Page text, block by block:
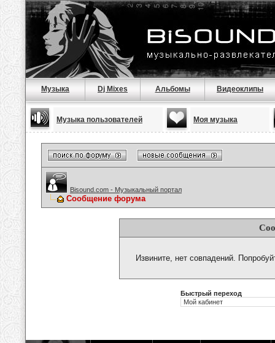
Музыка Dj Mixes Альбомы Видеоклипы
Музыка пользователей Моя музыка
Bisound.com - Музыкальный портал
Сообщение форума
Извините, нет совпадений.
Быстрый переход